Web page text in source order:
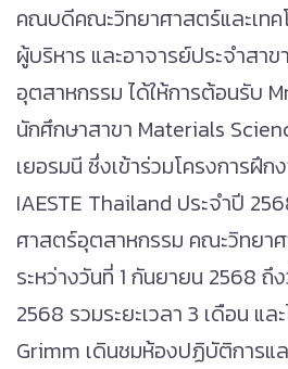
คณบดีคณะวิทยาศาสตร์และเท
ผู้บริหาร และอาจารย์ประจำสา
อุตสาหกรรม ได้ให้การต้อนรับ
นักศึกษาสาขา Materials
เยอรมนี ซึ่งเข้าร่วมโครงการฝึก
IAESTE Thailand ประจำปี
ศาสตร์อุตสาหกรรม คณะวิทยาศ
ระหว่างวันที่ 1 กันยายน 2568
2568 รวมระยะเวลา 3 เดือน แ
Grimm เดินชมห้องปฏิบัติการแ